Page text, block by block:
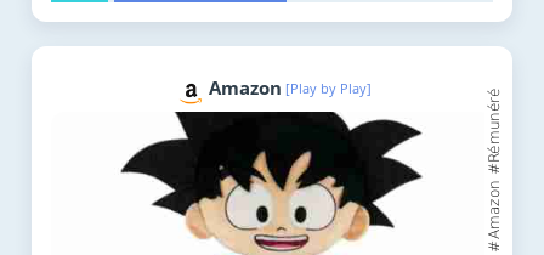
Amazon [Play by Play]